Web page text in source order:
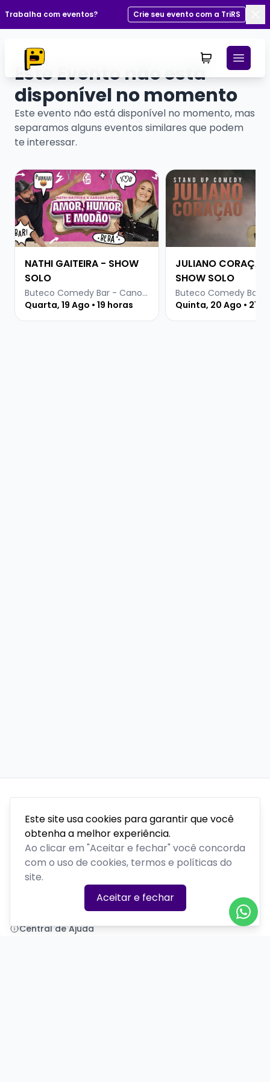
Este site usa cookies para garantir que você
obtenha a melhor experiência.
Ao clicar em "Aceitar e fechar" você concorda
com o uso de cookies, termos e políticas do
site.
Aceitar e fechar
Trabalha com eventos?
Crie seu evento com a TriRS
Este Evento não está
disponível no momento
Este evento não está disponível no momento, mas
separamos alguns eventos similares que podem
te interessar.
Veja mais sobre NATHI GAITEIRA - SHOW SOLO
NATHI GAITEIRA - SHOW
SOLO
Buteco Comedy Bar - Canoas
Quarta, 19 Ago • 19 horas
Veja mais sobre
JULIANO
SHOW SOLO
Quinta, 20 Ago •
Polenta Comedy
PLATAFORMA POR
Precisa de ajuda?
+55 (54) 99377-7581
Central de Ajuda